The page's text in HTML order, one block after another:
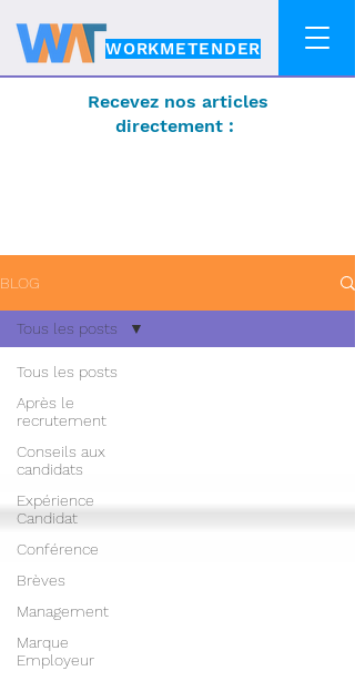
WORKMETENDER
Recevez nos articles
directement :
BLOG
Tous les posts
Après le
recrutement
Conseils aux
candidats
Expérience
Candidat
Conférence
Brèves
Management
Marque
Employeur
Tous les posts